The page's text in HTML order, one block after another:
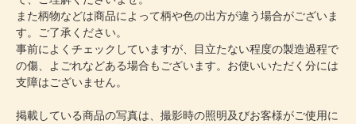
また柄物などは商品によって柄や色の出方が違う場合がございま
す。ご了承ください。
事前によくチェックしていますが、目立たない程度の製造過程で
の傷、よごれなどある場合もございます。お使いいただく分には
支障はございません。
掲載している商品の写真は、撮影時の照明及びお客様がご使用に